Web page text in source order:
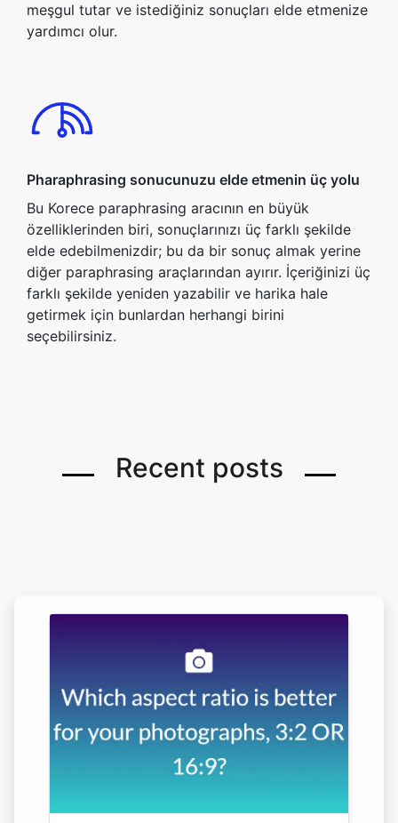
meşgul tutar ve istediğiniz sonuçları elde etmenize
yardımcı olur.
Pharaphrasing sonucunuzu elde etmenin üç yolu
Bu Korece paraphrasing aracının en büyük
özelliklerinden biri, sonuçlarınızı üç farklı şekilde
elde edebilmenizdir; bu da bir sonuç almak yerine
diğer paraphrasing araçlarından ayırır. İçeriğinizi üç
farklı şekilde yeniden yazabilir ve harika hale
getirmek için bunlardan herhangi birini
seçebilirsiniz.
Recent posts